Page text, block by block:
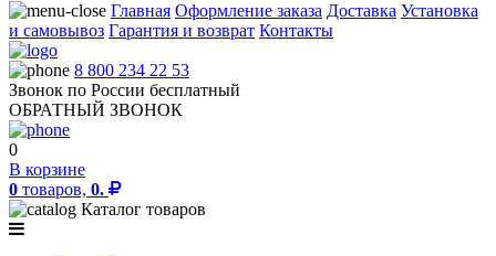
Главная Оформление заказа Доставка Установка
и самовывоз Гарантия и возврат Контакты
8 800 234 22 53
Звонок по России бесплатный
ОБРАТНЫЙ ЗВОНОК
0
В корзине
0 товаров, 0.
Каталог товаров